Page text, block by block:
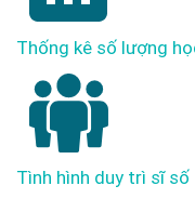
Thống kê số lượng
Tình hình duy trì sĩ số